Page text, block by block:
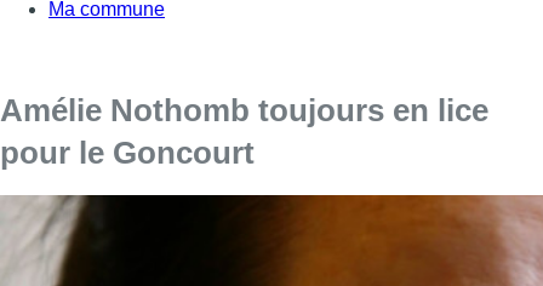
Ma commune
Amélie Nothomb toujours en lice
pour le Goncourt